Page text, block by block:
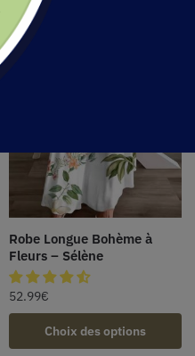
Robe Longue Bohème à
Fleurs – Sélène
52.99€
Choix des options